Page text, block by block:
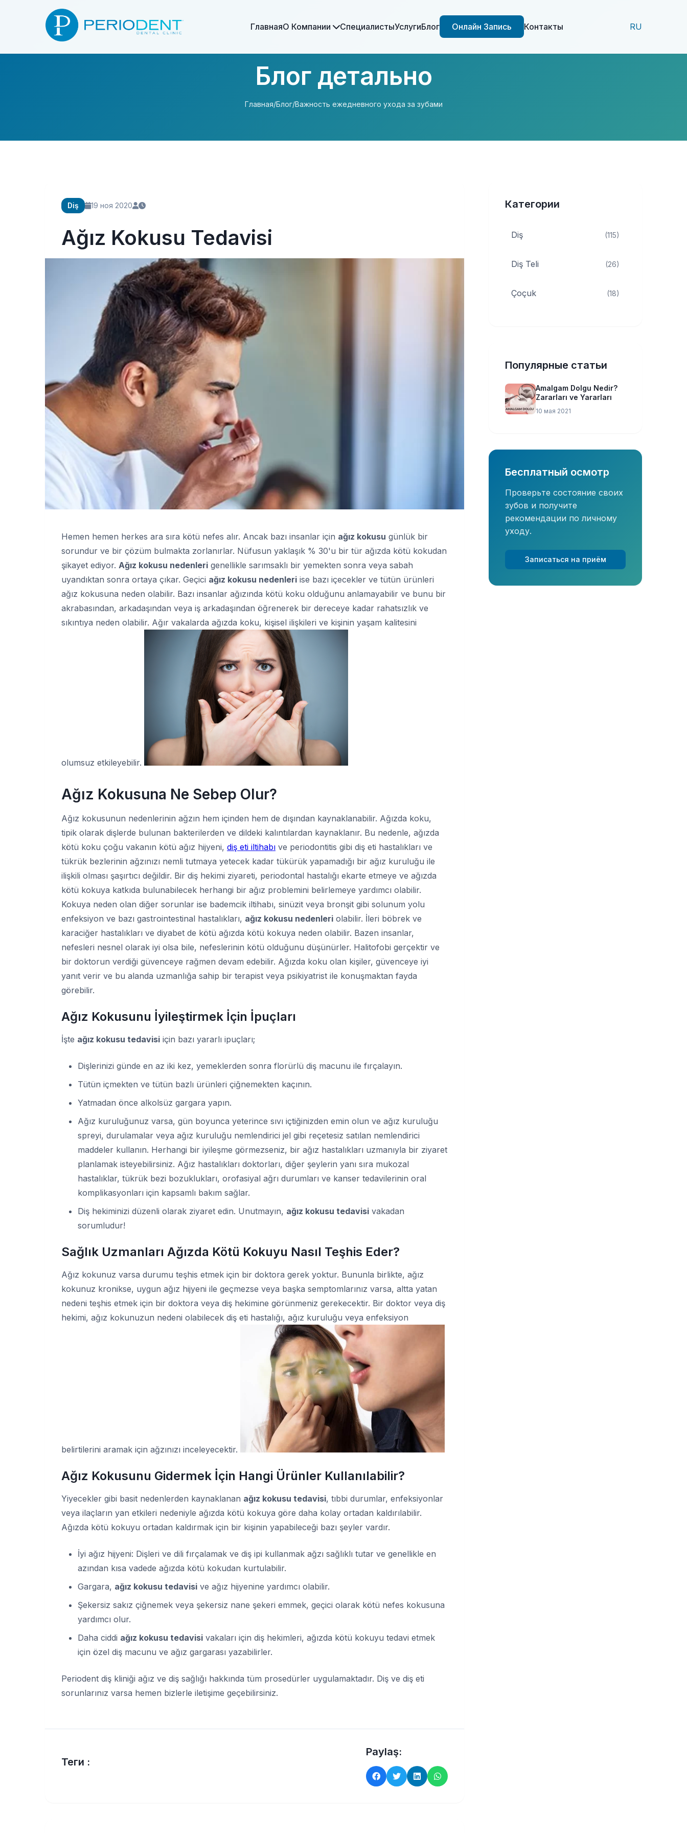
ГлавнаяО Компании СпециалистыУслугиБлог Онлайн Запись Контакты RU
Блог детально
Главная/Блог/Важность ежедневного ухода за зубами
Diş 19 ноя 2020
Ağız Kokusu Tedavisi
Hemen hemen herkes ara sıra kötü nefes alır. Ancak bazı insanlar için ağız kokusu günlük bir
sorundur ve bir çözüm bulmakta zorlanırlar. Nüfusun yaklaşık % 30'u bir tür ağızda kötü kokudan
şikayet ediyor. Ağız kokusu nedenleri genellikle sarımsaklı bir yemekten sonra veya sabah
uyandıktan sonra ortaya çıkar. Geçici ağız kokusu nedenleri ise bazı içecekler ve tütün ürünleri
ağız kokusuna neden olabilir. Bazı insanlar ağızında kötü koku olduğunu anlamayabilir ve bunu bir
akrabasından, arkadaşından veya iş arkadaşından öğrenerek bir dereceye kadar rahatsızlık ve
sıkıntıya neden olabilir. Ağır vakalarda ağızda koku, kişisel ilişkileri ve kişinin yaşam kalitesini
olumsuz etkileyebilir.
Ağız Kokusuna Ne Sebep Olur?
Ağız kokusunun nedenlerinin ağzın hem içinden hem de dışından kaynaklanabilir. Ağızda koku,
tipik olarak dişlerde bulunan bakterilerden ve dildeki kalıntılardan kaynaklanır. Bu nedenle, ağızda
kötü koku çoğu vakanın kötü ağız hijyeni, diş eti iltihabı ve periodontitis gibi diş eti hastalıkları ve
tükrük bezlerinin ağzınızı nemli tutmaya yetecek kadar tükürük yapamadığı bir ağız kuruluğu ile
ilişkili olması şaşırtıcı değildir. Bir diş hekimi ziyareti, periodontal hastalığı ekarte etmeye ve ağızda
kötü kokuya katkıda bulunabilecek herhangi bir ağız problemini belirlemeye yardımcı olabilir.
Kokuya neden olan diğer sorunlar ise bademcik iltihabı, sinüzit veya bronşit gibi solunum yolu
enfeksiyon ve bazı gastrointestinal hastalıkları, ağız kokusu nedenleri olabilir. İleri böbrek ve
karaciğer hastalıkları ve diyabet de kötü ağızda kötü kokuya neden olabilir. Bazen insanlar,
nefesleri nesnel olarak iyi olsa bile, nefeslerinin kötü olduğunu düşünürler. Halitofobi gerçektir ve
bir doktorun verdiği güvenceye rağmen devam edebilir. Ağızda koku olan kişiler, güvenceye iyi
yanıt verir ve bu alanda uzmanlığa sahip bir terapist veya psikiyatrist ile konuşmaktan fayda
görebilir.
Ağız Kokusunu İyileştirmek İçin İpuçları
İşte ağız kokusu tedavisi için bazı yararlı ipuçları;
Dişlerinizi günde en az iki kez, yemeklerden sonra florürlü diş macunu ile fırçalayın.
Tütün içmekten ve tütün bazlı ürünleri çiğnemekten kaçının.
Yatmadan önce alkolsüz gargara yapın.
Ağız kuruluğunuz varsa, gün boyunca yeterince sıvı içtiğinizden emin olun ve ağız kuruluğu
spreyi, durulamalar veya ağız kuruluğu nemlendirici jel gibi reçetesiz satılan nemlendirici
maddeler kullanın. Herhangi bir iyileşme görmezseniz, bir ağız hastalıkları uzmanıyla bir ziyaret
planlamak isteyebilirsiniz. Ağız hastalıkları doktorları, diğer şeylerin yanı sıra mukozal
hastalıklar, tükrük bezi bozuklukları, orofasiyal ağrı durumları ve kanser tedavilerinin oral
komplikasyonları için kapsamlı bakım sağlar.
Diş hekiminizi düzenli olarak ziyaret edin. Unutmayın, ağız kokusu tedavisi vakadan
sorumludur!
Sağlık Uzmanları Ağızda Kötü Kokuyu Nasıl Teşhis Eder?
Ağız kokunuz varsa durumu teşhis etmek için bir doktora gerek yoktur. Bununla birlikte, ağız
kokunuz kronikse, uygun ağız hijyeni ile geçmezse veya başka semptomlarınız varsa, altta yatan
nedeni teşhis etmek için bir doktora veya diş hekimine görünmeniz gerekecektir. Bir doktor veya diş
hekimi, ağız kokunuzun nedeni olabilecek diş eti hastalığı, ağız kuruluğu veya enfeksiyon
belirtilerini aramak için ağzınızı inceleyecektir.
Ağız Kokusunu Gidermek İçin Hangi Ürünler Kullanılabilir?
Yiyecekler gibi basit nedenlerden kaynaklanan ağız kokusu tedavisi, tıbbi durumlar, enfeksiyonlar
veya ilaçların yan etkileri nedeniyle ağızda kötü kokuya göre daha kolay ortadan kaldırılabilir.
Ağızda kötü kokuyu ortadan kaldırmak için bir kişinin yapabileceği bazı şeyler vardır.
İyi ağız hijyeni: Dişleri ve dili fırçalamak ve diş ipi kullanmak ağzı sağlıklı tutar ve genellikle en
azından kısa vadede ağızda kötü kokudan kurtulabilir.
Gargara, ağız kokusu tedavisi ve ağız hijyenine yardımcı olabilir.
Şekersiz sakız çiğnemek veya şekersiz nane şekeri emmek, geçici olarak kötü nefes kokusuna
yardımcı olur.
Daha ciddi ağız kokusu tedavisi vakaları için diş hekimleri, ağızda kötü kokuyu tedavi etmek
için özel diş macunu ve ağız gargarası yazabilirler.
Periodent diş kliniği ağız ve diş sağlığı hakkında tüm prosedürler uygulamaktadır. Diş ve diş eti
sorunlarınız varsa hemen bizlerle iletişime geçebilirsiniz.
Теги :
Paylaş:
Категории
Diş (115)
Diş Teli (26)
Çoçuk (18)
Популярные статьи
Amalgam Dolgu Nedir?
Zararları ve Yararları
10 мая 2021
Бесплатный осмотр
Проверьте состояние своих
зубов и получите
рекомендации по личному
уходу.
Записаться на приём